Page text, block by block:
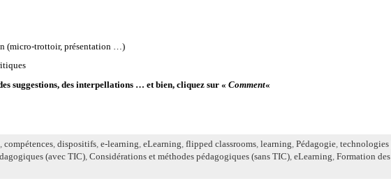
(micro-trottoir, présentation …)
suggestions, des interpellations … et bien, cliquez sur « Comment«
, compétences, dispositifs, e-learning, eLearning, flipped classrooms, learning, Pédagogie, technologies|
(avec TIC), Considérations et méthodes pédagogiques (sans TIC), eLearning, Formation des